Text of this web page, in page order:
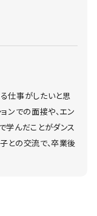
仕事がしたいと思
ンでの面接や、エン
学んだことがダンス
との交流で、卒業後